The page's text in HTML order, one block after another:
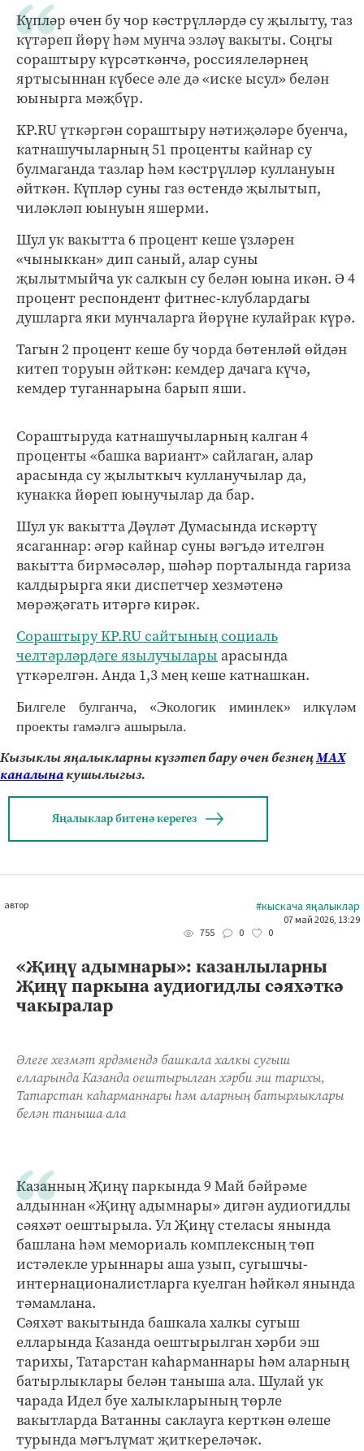
Күпләр өчен бу чор кәстрүлләрдә су җылыту, таз
күтәреп йөрү һәм мунча эзләү вакыты. Соңгы
сораштыру күрсәткәнчә, россиялеләрнең
яртысыннан күбесе әле дә «иске ысул» белән
юынырга мәҗбүр.
KP.RU үткәргән сораштыру нәтиҗәләре буенча,
катнашучыларның 51 проценты кайнар су
булмаганда тазлар һәм кәстрүлләр куллануын
әйткән. Күпләр суны газ өстендә җылытып,
чиләкләп юынуын яшерми.
Шул ук вакытта 6 процент кеше үзләрен
«чыныккан» дип саный, алар суны
җылытмыйча ук салкын су белән юына икән. Ә 4
процент респондент фитнес-клублардагы
душларга яки мунчаларга йөрүне кулайрак күрә.
Тагын 2 процент кеше бу чорда бөтенләй өйдән
китеп торуын әйткән: кемдер дачага күчә,
кемдер туганнарына барып яши.
Сораштыруда катнашучыларның калган 4
проценты «башка вариант» сайлаган, алар
арасында су җылыткыч кулланучылар да,
кунакка йөреп юынучылар да бар.
Шул ук вакытта Дәүләт Думасында искәртү
ясаганнар: әгәр кайнар суны вәгъдә ителгән
вакытта бирмәсәләр, шәһәр порталында гариза
калдырырга яки диспетчер хезмәтенә
мөрәҗәгать итәргә кирәк.
Сораштыру KP.RU сайтының социаль
челтәрләрдәге язылучылары арасында
үткәрелгән. Анда 1,3 мең кеше катнашкан.
Билгеле булганча, «Экологик иминлек» илкүләм
проекты гамәлгә ашырыла.
Кызыклы яңалыкларны күзәтеп бару өчен безнеңМАХ
каналынакушылыгыз.
Яңалыклар битенә керегез
автор #кыскача яңалыклар
07 май 2026, 13:29
755
0 0
«Җиңү адымнары»: казанлыларны
Җиңү паркына аудиогидлы сәяхәткә
чакыралар
Әлеге хезмәт ярдәмендә башкала халкы сугыш
елларында Казанда оештырылган хәрби эш тарихы,
Татарстан каһарманнары һәм аларның батырлыклары
белән таныша ала
Казанның Җиңү паркында 9 Май бәйрәме
алдыннан «Җиңү адымнары» дигән аудиогидлы
сәяхәт оештырыла. Ул Җиңү стеласы янында
башлана һәм мемориаль комплексның төп
истәлекле урыннары аша узып, сугышчы-
интернационалистларга куелган һәйкәл янында
тәмамлана.
Сәяхәт вакытында башкала халкы сугыш
елларында Казанда оештырылган хәрби эш
тарихы, Татарстан каһарманнары һәм аларның
батырлыклары белән таныша ала. Шулай ук
чарада Идел буе халыкларының төрле
вакытларда Ватанны саклауга керткән өлеше
турында мәгълүмат җиткереләчәк.